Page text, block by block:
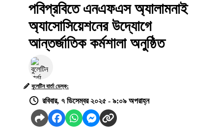
পবিপ্রবিতে এনএফএস অ্যালামনাই
অ্যাসোসিয়েশনের উদ্যোগে
আন্তর্জাতিক কর্মশালা অনুষ্ঠিত
বুলেটিন বার্তা ডেস্ক:
রবিবার, ৭ ডিসেম্বর ২০২৫ - ৯:০৯ অপরাহ্ন